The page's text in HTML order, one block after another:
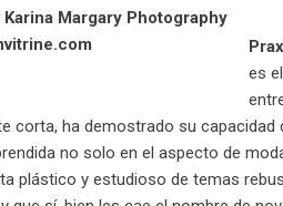
Margary Photography
es
corta, ha demostrado su
no solo en el aspecto de
plástico y estudioso de temas